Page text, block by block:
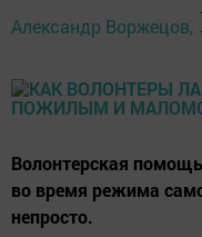
Александр Воржецов,
Волонтерская
во время режима
непросто.